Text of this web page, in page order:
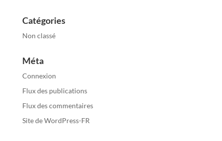
Catégories
Non classé
Méta
Connexion
Flux des publications
Flux des commentaires
Site de WordPress-FR